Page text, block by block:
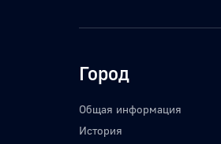
Город
Общая информация
История